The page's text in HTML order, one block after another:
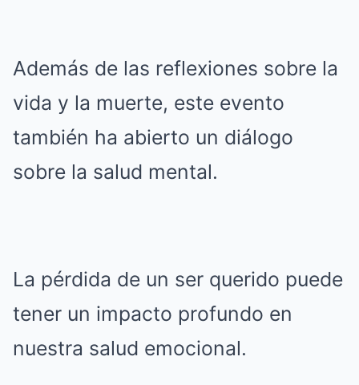
Además de las reflexiones sobre la
vida y la muerte, este evento
también ha abierto un diálogo
sobre la salud mental.
La pérdida de un ser querido puede
tener un impacto profundo en
nuestra salud emocional.